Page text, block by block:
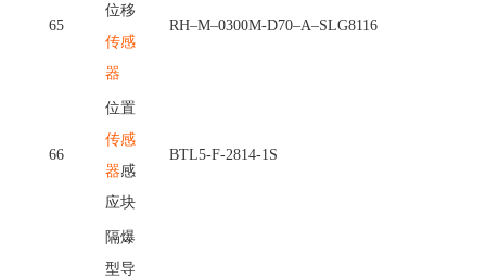
65
位移
传感
器
RH–M–0300M-D70–A–SLG8116
66
位置
传感
器感
应块
BTL5-F-2814-1S
隔爆
型导